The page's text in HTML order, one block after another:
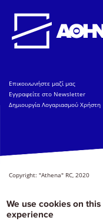
Eπικοινωνήστε μαζί μας
Εγγραφείτε στο Newsletter
Δημιουργία Λογαριασμού Χρήστη
Copyright: "Athena" RC, 2020
We use cookies on
experience